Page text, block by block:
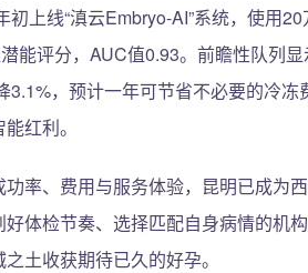
初上线“滇云Embryo-AI”系统，使用
能评分，AUC值0.93。前瞻性队列
3.1%，预计一年可节省不必要的冷
红利。
率、费用与服务体验，昆明已成为
体检节奏、选择匹配自身病情的机
土收获期待已久的好孕。